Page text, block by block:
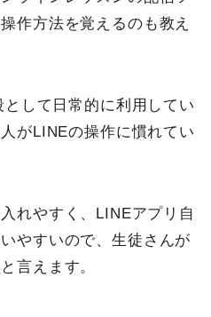
作方法を覚えるのも教え
して日常的に利用してい
がLINEの操作に慣れてい
れやすく、LINEアプリ自
やすいので、生徒さんが
と言えます。